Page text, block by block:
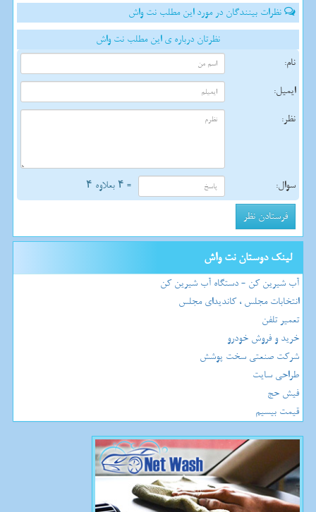
نظرات بینندگان در مورد این مطلب نت واش
نظرتان درباره ی این مطلب نت واش
نام:
ایمیل:
نظر:
سوال: = ۴ بعلاوه ۴
لینک دوستان نت واش
آب شیرین کن - دستگاه آب شیرین کن
انتخابات مجلس ، کاندیدای مجلس
تعمیر تلفن
خرید و فروش خودرو
شرکت صنعتی سخت پوشش
طراحی سایت
فیش حج
قیمت بیسیم